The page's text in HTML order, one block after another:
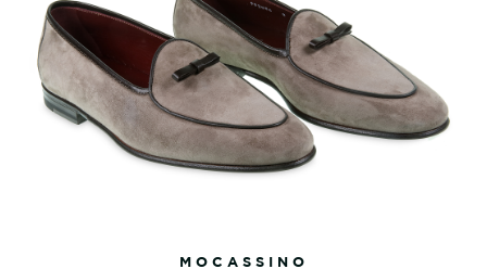
MOCASSINO